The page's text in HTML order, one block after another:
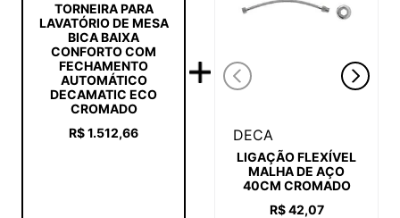
TORNEIRA PARA
LAVATÓRIO DE MESA
BICA BAIXA
CONFORTO COM
FECHAMENTO
AUTOMÁTICO
DECAMATIC ECO
CROMADO
R$1.512,66 DECA
LIGAÇÃO FLEXÍVEL
MALHA DE AÇO
40CM CROMADO
R$ 42,07